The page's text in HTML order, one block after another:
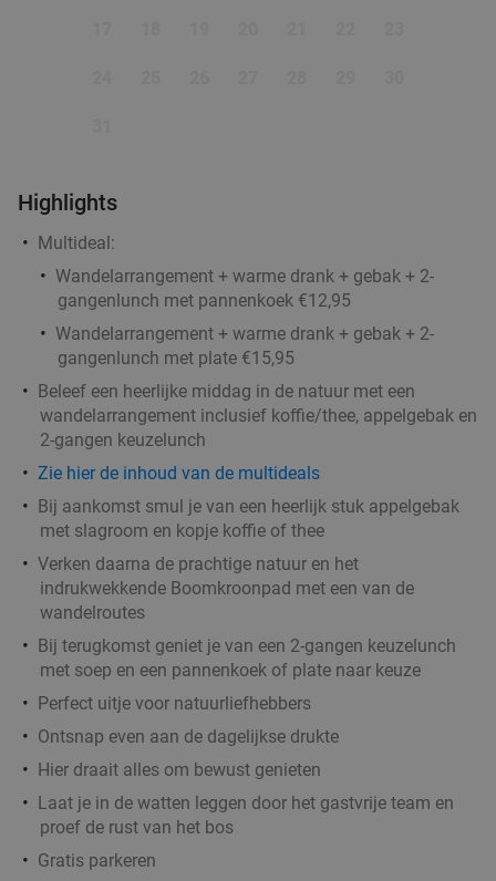
Highlights
Multideal:
Wandelarrangement + warme drank + gebak + 2-
gangenlunch met pannenkoek €12,95
Wandelarrangement + warme drank + gebak + 2-
gangenlunch met plate €15,95
Beleef een heerlijke middag in de natuur met een
wandelarrangement inclusief koffie/thee, appelgebak en
2-gangen keuzelunch
Zie hier de inhoud van de multideals
Bij aankomst smul je van een heerlijk stuk appelgebak
met slagroom en kopje koffie of thee
Verken daarna de prachtige natuur en het
indrukwekkende Boomkroonpad met een van de
wandelroutes
Bij terugkomst geniet je van een 2-gangen keuzelunch
met soep en een pannenkoek of plate naar keuze
Perfect uitje voor natuurliefhebbers
Ontsnap even aan de dagelijkse drukte
Hier draait alles om bewust genieten
Laat je in de watten leggen door het gastvrije team en
proef de rust van het bos
Gratis parkeren